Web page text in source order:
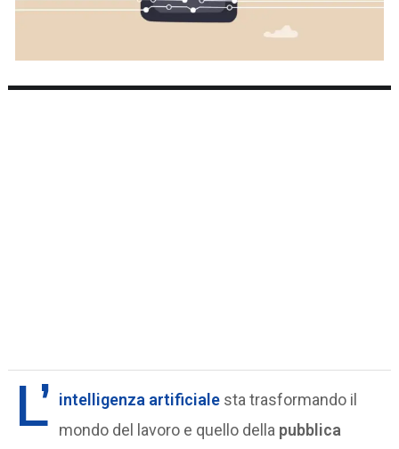
L’ intelligenza artificiale sta trasformando il
mondo del lavoro e quello della pubblica